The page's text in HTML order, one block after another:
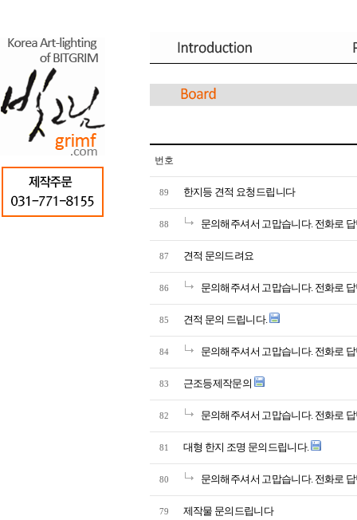
번호
89 한지등 견적 요청드립니다
88 문의해주셔서 고맙습니다. 전화로
87 견적 문의드려요
86 문의해주셔서 고맙습니다. 전화로
85 견적 문의 드립니다.
84 문의해주셔서 고맙습니다. 전화로
83 근조등제작문의
82 문의해주셔서 고맙습니다. 전화로
81 대형 한지 조명 문의드립니다.
80 문의해주셔서 고맙습니다. 전화로
79 제작물 문의드립니다